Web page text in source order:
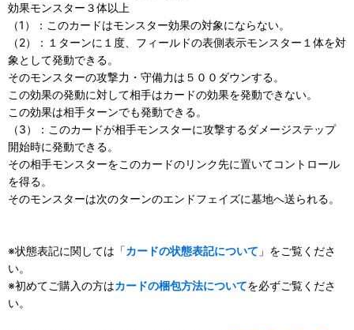
効果モンスター３体以上
（1）：このカードはモンスター効果の対象にならない。
（2）：１ターンに１度、フィールドの表側表示モンスター１体を対
象として発動できる。
そのモンスターの攻撃力・守備力は５００ダウンする。
この効果の発動に対して相手はカードの効果を発動できない。
この効果は相手ターンでも発動できる。
（3）：このカードが相手モンスターに攻撃するダメージステップ
開始時に発動できる。
その相手モンスターをこのカードのリンク先に置いてコントロール
を得る。
そのモンスターは次のターンのエンドフェイズに墓地へ送られる。
※状態表記に関しては「カードの状態表記について 」をご覧くださ
い。
※初めてご購入の方はカードの梱包方法についてを必ずご覧くださ
い。